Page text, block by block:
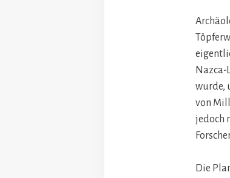
wurde,
von
jedoch
Die